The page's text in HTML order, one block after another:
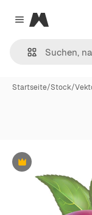
Close menu
Magnific
Startseite/Stock/
Premium